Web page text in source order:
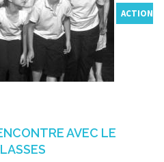
ACTION
AVEC LE